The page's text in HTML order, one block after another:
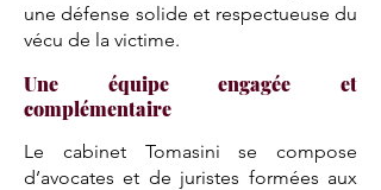
une défense solide et respectueuse du
vécu de la victime.
Une équipe engagée et
complémentaire
Le cabinet Tomasini se compose
d’avocates et de juristes formées aux